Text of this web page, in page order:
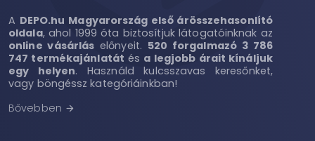
A DEPO.hu Magyarország első árösszehasonlító
oldala, ahol 1999 óta biztosítjuk látogatóinknak az
online vásárlás előnyeit. 520 forgalmazó 3 786
747 termékajánlatát és a legjobb árait kínáljuk
egy helyen. Használd kulcsszavas keresőnket,
vagy böngéssz kategóriáinkban!
Bővebben arrow_forward